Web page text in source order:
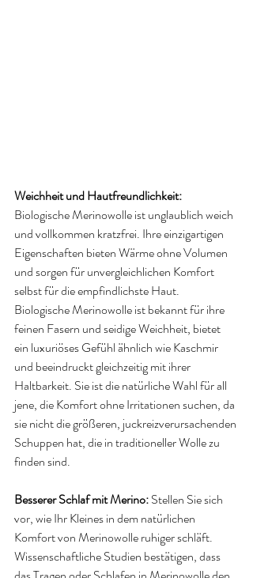
Weichheit und Hautfreundlichkeit:
Biologische Merinowolle ist unglaublich weich
und vollkommen kratzfrei. Ihre einzigartigen
Eigenschaften bieten Wärme ohne Volumen
und sorgen für unvergleichlichen Komfort
selbst für die empfindlichste Haut.
Biologische Merinowolle ist bekannt für ihre
feinen Fasern und seidige Weichheit, bietet
ein luxuriöses Gefühl ähnlich wie Kaschmir
und beeindruckt gleichzeitig mit ihrer
Haltbarkeit. Sie ist die natürliche Wahl für all
jene, die Komfort ohne Irritationen suchen, da
sie nicht die größeren, juckreizverursachenden
Schuppen hat, die in traditioneller Wolle zu
finden sind.
Besserer Schlaf mit Merino: Stellen Sie sich
vor, wie Ihr Kleines in dem natürlichen
Komfort von Merinowolle ruhiger schläft.
Wissenschaftliche Studien bestätigen, dass